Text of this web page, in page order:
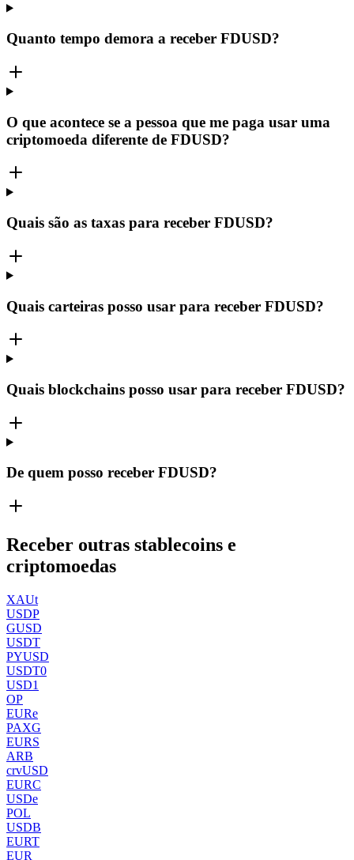
Quanto tempo demora a receber FDUSD?
O que acontece se a pessoa que me paga usar uma
criptomoeda diferente de FDUSD?
Quais são as taxas para receber FDUSD?
Quais carteiras posso usar para receber FDUSD?
Quais blockchains posso usar para receber FDUSD?
De quem posso receber FDUSD?
Receber outras stablecoins e
criptomoedas
XAUt
USDP
GUSD
USDT
PYUSD
USDT0
USD1
OP
EURe
PAXG
EURS
ARB
crvUSD
EURC
USDe
POL
USDB
EURT
EUR